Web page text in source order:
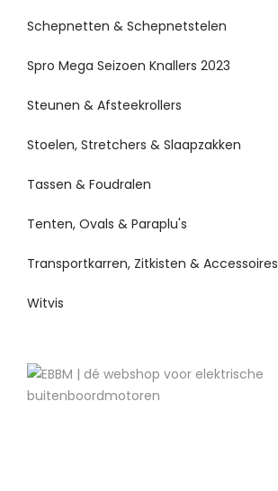
Schepnetten & Schepnetstelen
Spro Mega Seizoen Knallers 2023
Steunen & Afsteekrollers
Stoelen, Stretchers & Slaapzakken
Tassen & Foudralen
Tenten, Ovals & Paraplu's
Transportkarren, Zitkisten & Accessoires
Witvis